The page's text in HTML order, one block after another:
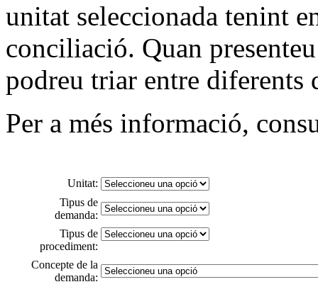
unitat seleccionada tenint
conciliació. Quan
podreu triar entre diferents
Per a més informació,
Unitat:
Tipus de
demanda:
Tipus de
procediment:
Concepte de la
demanda: